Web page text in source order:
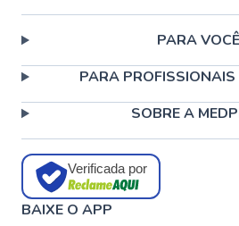
PARA VOCÊ
PARA PROFISSIONAIS
SOBRE A
Verificada por
BAIXE O APP